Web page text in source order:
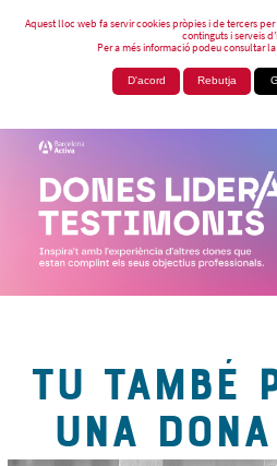
Aquest lloc web fa servir cookies pròpies i de tercers
continguts i serveis
Per a més informació podeu consultar
D'acord Rebutja
TU TAMBÉ
UNA